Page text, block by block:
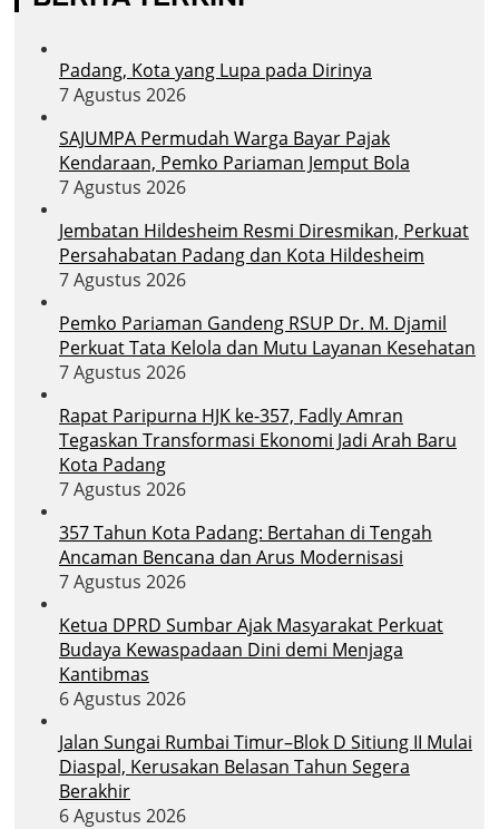
Padang, Kota yang Lupa pada Dirinya
7 Agustus 2026
SAJUMPA Permudah Warga Bayar Pajak
Kendaraan, Pemko Pariaman Jemput Bola
7 Agustus 2026
Jembatan Hildesheim Resmi Diresmikan, Perkuat
Persahabatan Padang dan Kota Hildesheim
7 Agustus 2026
Pemko Pariaman Gandeng RSUP Dr. M. Djamil
Perkuat Tata Kelola dan Mutu Layanan Kesehatan
7 Agustus 2026
Rapat Paripurna HJK ke-357, Fadly Amran
Tegaskan Transformasi Ekonomi Jadi Arah Baru
Kota Padang
7 Agustus 2026
357 Tahun Kota Padang: Bertahan di Tengah
Ancaman Bencana dan Arus Modernisasi
7 Agustus 2026
Ketua DPRD Sumbar Ajak Masyarakat Perkuat
Budaya Kewaspadaan Dini demi Menjaga
Kantibmas
6 Agustus 2026
Jalan Sungai Rumbai Timur–Blok D Sitiung II Mulai
Diaspal, Kerusakan Belasan Tahun Segera
Berakhir
6 Agustus 2026